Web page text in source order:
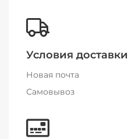
Условия доставки
Новая почта
Самовывоз